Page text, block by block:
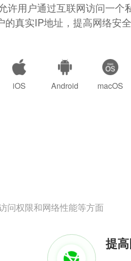
许用户通过互联网访问一个
的真实IP地址，提高网络安全
iOS Android macOS
问权限和网络性能等方面
提